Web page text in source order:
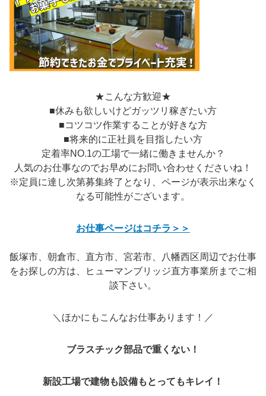
★こんな方歓迎★
■休みも欲しいけどガッツリ稼ぎたい方
■コツコツ作業することが好きな方
■将来的に正社員を目指したい方
定着率NO.1の工場で一緒に働きませんか？
人気のお仕事なのでお早めにお問い合わせくださいね！
※定員に達し次第募集終了となり、ページが表示出来なく
なる可能性がございます。
お仕事ページはコチラ＞＞
飯塚市、朝倉市、直方市、宮若市、八幡西区周辺でお仕事
をお探しの方は、ヒューマンブリッジ直方事業所までご相
談下さい。
＼ほかにもこんなお仕事あります！／
ブラスチック部品で重くない！
新設工場で建物も設備もとってもキレイ！